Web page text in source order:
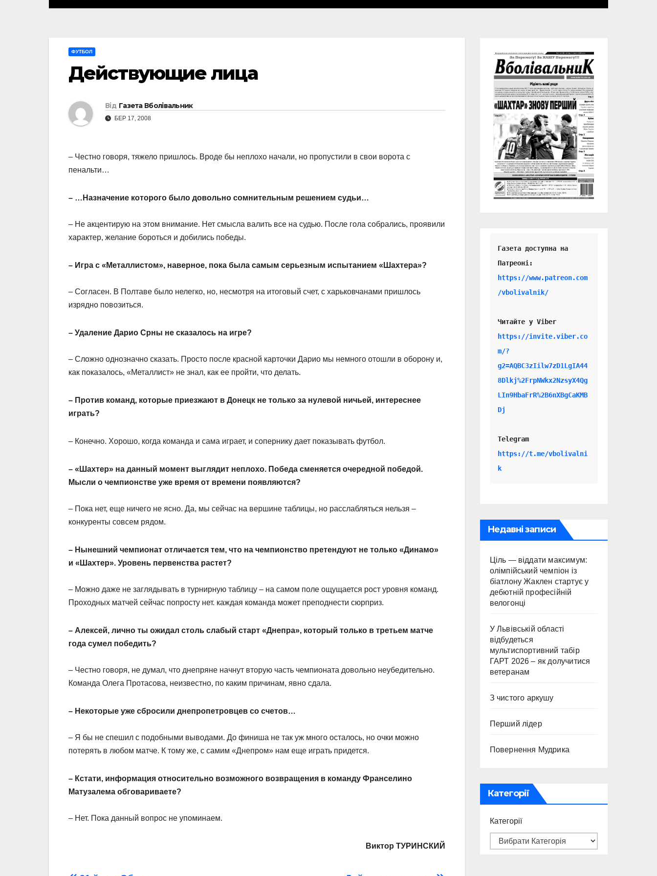
ФУТБОЛ
Действующие лица
Від Газета Вболівальник
БЕР 17, 2008
– Честно говоря, тяжело пришлось. Вроде бы неплохо начали, но пропустили в свои ворота с
пенальти…
– …Назначение которого было довольно сомнительным решением судьи…
– Не акцентирую на этом внимание. Нет смысла валить все на судью. После гола собрались, проявили
характер, желание бороться и добились победы.
– Игра с «Металлистом», наверное, пока была самым серьезным испытанием «Шахтера»?
– Согласен. В Полтаве было нелегко, но, несмотря на итоговый счет, с харьковчанами пришлось
изрядно повозиться.
– Удаление Дарио Срны не сказалось на игре?
– Сложно однозначно сказать. Просто после красной карточки Дарио мы немного отошли в оборону и,
как показалось, «Металлист» не знал, как ее пройти, что делать.
– Против команд, которые приезжают в Донецк не только за нулевой ничьей, интереснее
играть?
– Конечно. Хорошо, когда команда и сама играет, и сопернику дает показывать футбол.
– «Шахтер» на данный момент выглядит неплохо. Победа сменяется очередной победой.
Мысли о чемпионстве уже время от времени появляются?
– Пока нет, еще ничего не ясно. Да, мы сейчас на вершине таблицы, но расслабляться нельзя –
конкуренты совсем рядом.
– Нынешний чемпионат отличается тем, что на чемпионство претендуют не только «Динамо»
и «Шахтер». Уровень первенства растет?
– Можно даже не заглядывать в турнирную таблицу – на самом поле ощущается рост уровня команд.
Проходных матчей сейчас попросту нет. каждая команда может преподнести сюрприз.
– Алексей, лично ты ожидал столь слабый старт «Днепра», который только в третьем матче
года сумел победить?
– Честно говоря, не думал, что днепряне начнут вторую часть чемпионата довольно неубедительно.
Команда Олега Протасова, неизвестно, по каким причинам, явно сдала.
– Некоторые уже сбросили днепропетровцев со счетов…
– Я бы не спешил с подобными выводами. До финиша не так уж много осталось, но очки можно
потерять в любом матче. К тому же, с самим «Днепром» нам еще играть придется.
– Кстати, информация относительно возможного возвращения в команду Франселино
Матузалема обговариваете?
– Нет. Пока данный вопрос не упоминаем.
Виктор ТУРИНСКИЙ
Газета доступна на
https://www.patreon.com
/vbolivalnik/
Читайте у Viber
https://invite.viber.co
m/?
g2=AQBC3zIilw7zD1LgIA44
8Dlkj%2FrpNWkx2NzsyX4Qg
LIn9HbaFrR%2B6nXBgCaKMB
Dj
Telegram
https://t.me/vbolivalni
k
Недавні записи
Ціль — віддати максимум:
олімпійський чемпіон із
біатлону Жаклен стартує у
дебютній професійній
велогонці
У Львівській області
відбудеться
мультиспортивний табір
ГАРТ 2026 – як долучитися
ветеранам
З чистого аркушу
Перший лідер
Повернення Мудрика
Категорії
Категорії